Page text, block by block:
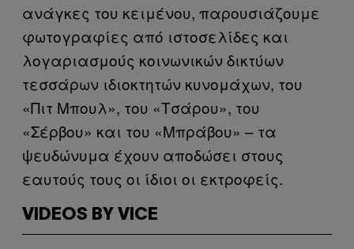
ανάγκες του κειμένου, παρουσιάζουμε
φωτογραφίες από ιστοσελίδες και
λογαριασμούς κοινωνικών δικτύων
τεσσάρων ιδιοκτητών κυνομάχων, του
«Πιτ Μπουλ», του «Τσάρου», του
«Σέρβου» και του «Μπράβου» – τα
ψευδώνυμα έχουν αποδώσει στους
εαυτούς τους οι ίδιοι οι εκτροφείς.
VIDEOS BY VICE